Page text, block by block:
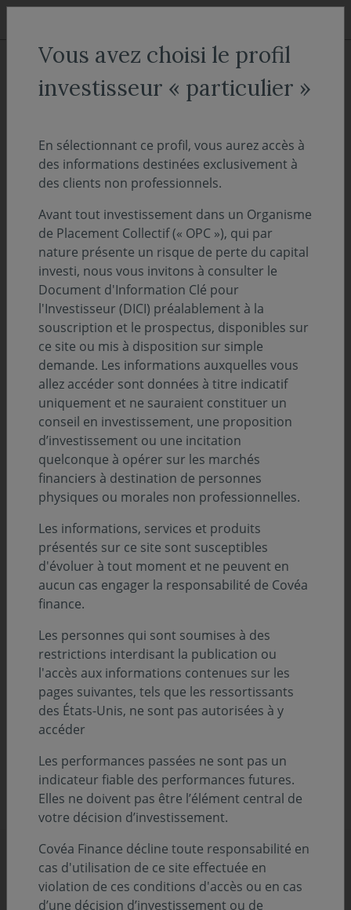
Aller au menu
Aller au contenu
ACCUEIL Actualités
Renouveau France
12 octobre 2021
Nous vous informons que des modifications
ont été apportées dans le documents
d’information
clé pour l’investisseur (DICI) et dans le
prospectus de votre OPC
Ces modifications portent sur :
Evolution de la fourchette de sensibilité de 0 à 5
(précédemment de 0 à 9) ;
Ajout de précisions relatives à l’éligibilité au PEA du
compartiment Covéa Renouveau France et
évolution de l’investissement minimal en actions à
75% de l’actif net du compartiment (antérieurement
fixé à 60%) ;
Actualisation du paragraphe relatif au règlement «
Disclosure » qui a fait l’objet de précisions
complémentaires concernant la prise en compte
des facteurs de durabilité et de ses incidences
probables. La définition du risque de durabilité a
ainsi été reformulée.
Ces modifications n’impactent pas la stratégie
POUR EN SAVOIR PLUS, TÉLÉCHARGEZ LA NOTE
D'INFORMATION (PDF - 163.07 KO)
Découvrez d'autres actualités
Vous avez choisi le profil
investisseur « particulier »
En sélectionnant ce profil, vous aurez accès à
des informations destinées exclusivement à
des clients non professionnels.
Avant tout investissement dans un Organisme
de Placement Collectif (« OPC »), qui par
nature présente un risque de perte du capital
investi, nous vous invitons à consulter le
Document d'Information Clé pour
l'Investisseur (DICI) préalablement à la
souscription et le prospectus, disponibles sur
ce site ou mis à disposition sur simple
demande. Les informations auxquelles vous
allez accéder sont données à titre indicatif
uniquement et ne sauraient constituer un
conseil en investissement, une proposition
d’investissement ou une incitation
quelconque à opérer sur les marchés
financiers à destination de personnes
physiques ou morales non professionnelles.
Les informations, services et produits
présentés sur ce site sont susceptibles
d'évoluer à tout moment et ne peuvent en
aucun cas engager la responsabilité de Covéa
finance.
Les personnes qui sont soumises à des
restrictions interdisant la publication ou
l'accès aux informations contenues sur les
pages suivantes, tels que les ressortissants
des États-Unis, ne sont pas autorisées à y
accéder
Les performances passées ne sont pas un
indicateur fiable des performances futures.
Elles ne doivent pas être l’élément central de
votre décision d’investissement.
Covéa Finance décline toute responsabilité en
cas d'utilisation de ce site effectuée en
violation de ces conditions d'accès ou en cas
d’une décision d’investissement ou de